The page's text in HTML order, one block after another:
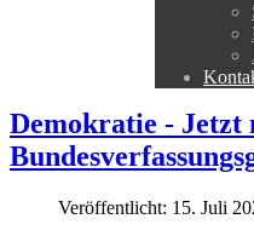
Demokratie - Jetzt
Veröffentlicht: 15. Juli